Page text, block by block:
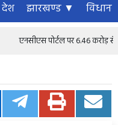
देश झारखण्ड ▼
एनसीएस पोर्टल पर 6.46 करोड़ से